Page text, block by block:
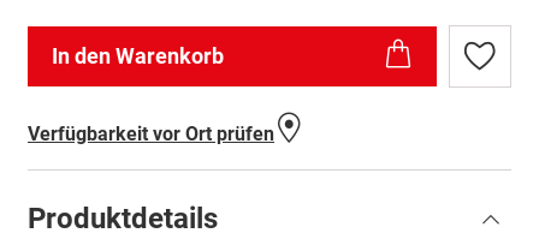
In den Warenkorb
Zur
Verfügbarkeit vor Ort prüfen
Produktdetails